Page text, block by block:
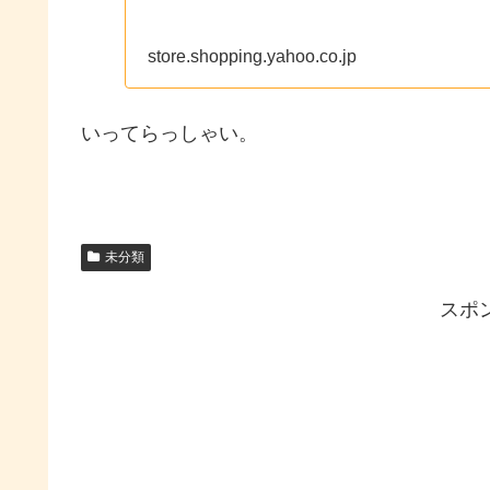
store.shopping.yahoo.co.jp
いってらっしゃい。
未分類
スポ